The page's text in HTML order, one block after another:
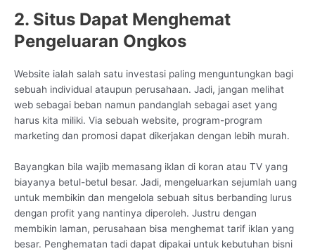
2. Situs Dapat Menghemat
Pengeluaran Ongkos
Website ialah salah satu investasi paling menguntungkan bagi
sebuah individual ataupun perusahaan. Jadi, jangan melihat
web sebagai beban namun pandanglah sebagai aset yang
harus kita miliki. Via sebuah website, program-program
marketing dan promosi dapat dikerjakan dengan lebih murah.
Bayangkan bila wajib memasang iklan di koran atau TV yang
biayanya betul-betul besar. Jadi, mengeluarkan sejumlah uang
untuk membikin dan mengelola sebuah situs berbanding lurus
dengan profit yang nantinya diperoleh. Justru dengan
membikin laman, perusahaan bisa menghemat tarif iklan yang
besar. Penghematan tadi dapat dipakai untuk kebutuhan bisni